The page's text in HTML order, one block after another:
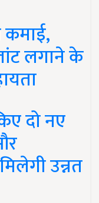
लगाने के
दो नए
उन्नत